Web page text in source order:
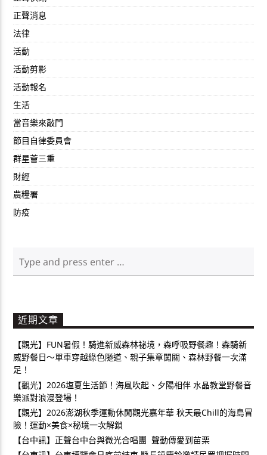
正聲消息
法律
活動
活動剪影
活動報名
生活
當音樂來敲門
節目自律委員會
群星薈三重
財經
農糧署
防疫
近期文章
【觀光】FUN暑假！騎進新威森林祕境，森呼吸野餐趣！森騎新
威野餐日～單車穿越綠色隧道、親子集章闖關、森林野餐一次滿
足！
【觀光】2026塩夏生活節！海風吹起、夕陽相伴 水晶教堂野餐音
樂派對浪漫登場！
【觀光】2026澎湖秋季運動休閒觀光嘉年華 秋天最Chill的海島冒
險！運動×美食×秘境一次解鎖
【台中訊】正聲台中台與微光合唱團 聲動傳愛到苗栗